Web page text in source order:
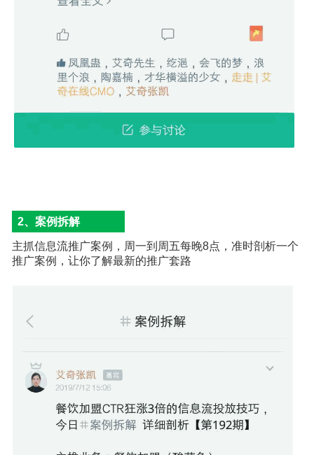
2、案例拆解
主抓信息流推广案例，周一到周五每晚8点，准时剖析一个
推广案例，让你了解最新的推广套路